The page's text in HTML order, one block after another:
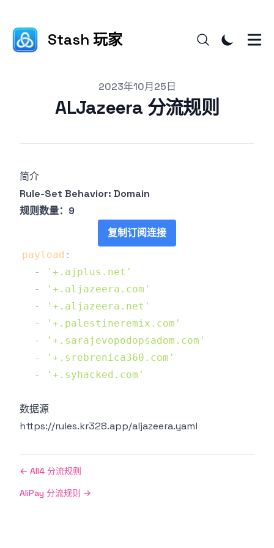
Stash 玩家
2023年10月25日
ALJazeera 分流规则
简介
Rule-Set Behavior: Domain
规则数量：9
复制订阅连接
payload :
-
'+.ajplus.net'
-
'+.aljazeera.com'
-
'+.aljazeera.net'
-
'+.palestineremix.com'
-
'+.sarajevopodopsadom.com'
-
'+.srebrenica360.com'
-
'+.syhacked.com'
数据源
https://rules.kr328.app/aljazeera.yaml
← All4 分流规则
AliPay 分流规则 →